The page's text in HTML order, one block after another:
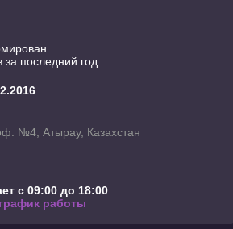
последний год
№4, Атырау, Казахстан
с 09:00 до 18:00
работы